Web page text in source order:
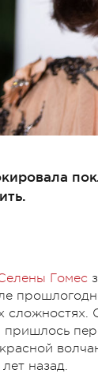
Гомес
пришлось
назад.